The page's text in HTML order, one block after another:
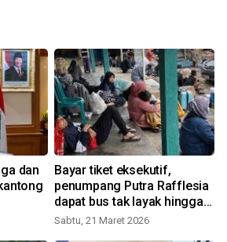
dan
Bayar tiket eksekutif,
penumpang Putra Rafflesia
dapat bus tak layak hingga
terlantar
Sabtu, 21 Maret 2026